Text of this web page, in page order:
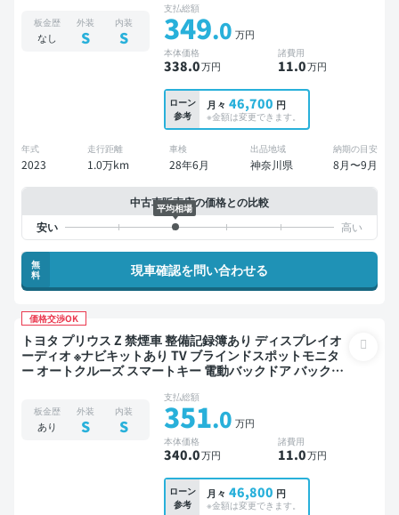
ライブレコーダー 社外アルミ 衝突軽減
板金歴
なし
外装
S
内装
S
支払総額
349.0 万円
本体価格
338.0万円
諸費用
11.0万円
ローン
参考
月々 46,700 円
※金額は変更できます。
年式
2023
走行距離
1.0万km
車検
28年6月
出品地域
神奈川県
納期の目安
8月〜9月
中古車販売店の価格との比較
平均相場
無
料
現車確認を問い合わせる
価格交渉OK
トヨタ プリウス Z 禁煙車 整備記録簿あり ディスプレイオ
ーディオ ※ナビキットあり TV ブラインドスポットモニタ
ー オートクルーズ スマートキー 電動バックドア バックモ
板金歴
あり
外装
S
内装
S
支払総額
351.0 万円
本体価格
340.0万円
諸費用
11.0万円
ローン
参考
月々 46,800 円
※金額は変更できます。